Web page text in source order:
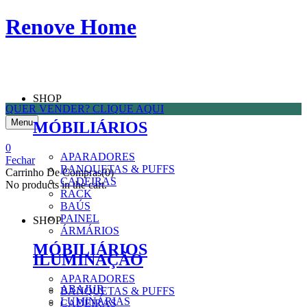
Renove Home
SHOP
MÓBILIÁRIOS
APARADORES
BANQUETAS & PUFFS
CADEIRAS
RACK
BAÚS
PAINEL
ÁRMÁRIOS
ILUMINAÇÃO
QUER VENDER? CLIQUE AQUI
Menu
0
Fechar
Carrinho De Compras(0)
No products in the cart.
SHOP
MÓBILIÁRIOS
APARADORES